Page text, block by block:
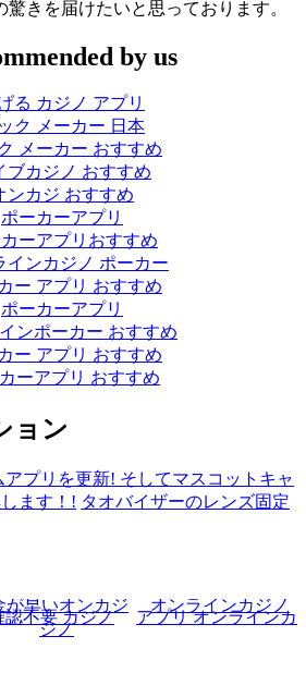
きを届けたいと思っております。
by us
る カジノ アプリ
ク メーカー 日本
メーカー おすすめ
ブカジノ おすすめ
ンカジ おすすめ
ポーカーアプリ
ーアプリおすすめ
インカジノ ポーカー
ー アプリ おすすめ
ポーカーアプリ
ンポーカー おすすめ
ー アプリ おすすめ
ーアプリ おすすめ
ョン
プリを更新! そしてマスコットキャ
ます！! タオバイザーのレンズ固定